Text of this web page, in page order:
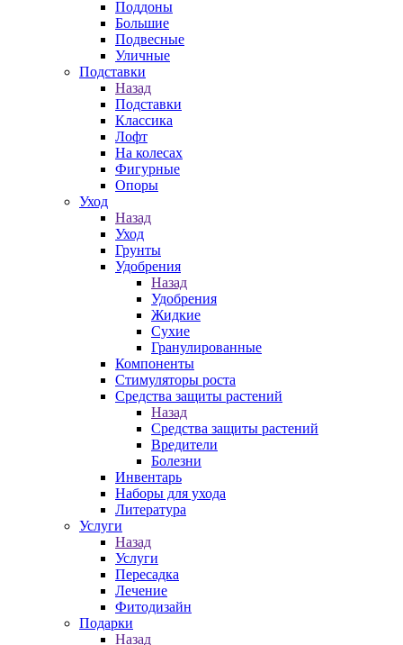
Поддоны
Большие
Подвесные
Уличные
Подставки
Назад
Подставки
Классика
Лофт
На колесах
Фигурные
Опоры
Уход
Назад
Уход
Грунты
Удобрения
Назад
Удобрения
Жидкие
Сухие
Гранулированные
Компоненты
Стимуляторы роста
Средства защиты растений
Назад
Средства защиты растений
Вредители
Болезни
Инвентарь
Наборы для ухода
Литература
Услуги
Назад
Услуги
Пересадка
Лечение
Фитодизайн
Подарки
Назад